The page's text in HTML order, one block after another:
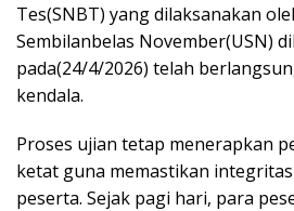
Tes(SNBT) yang dilaksanakan
Sembilanbelas November(USN)
pada(24/4/2026) telah
kendala.
Proses ujian tetap menerapkan
ketat guna memastikan
peserta. Sejak pagi hari, para